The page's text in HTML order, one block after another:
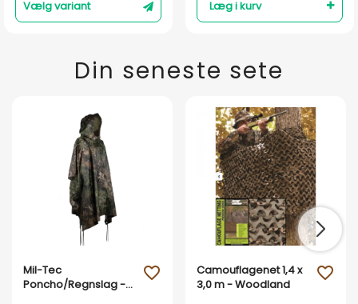
Vælg variant Læg i kurv
Din seneste sete
Mil-Tec
Poncho/Regnslag -
favorite_outline
Camouflagenet 1,4 x
3,0 m - Woodland
favorite_outline